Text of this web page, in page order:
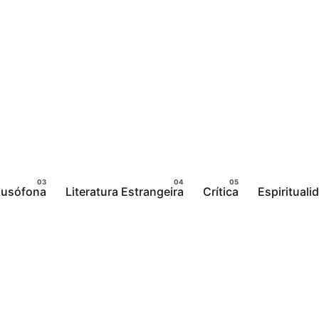
Literatura Estrangeira Crítica